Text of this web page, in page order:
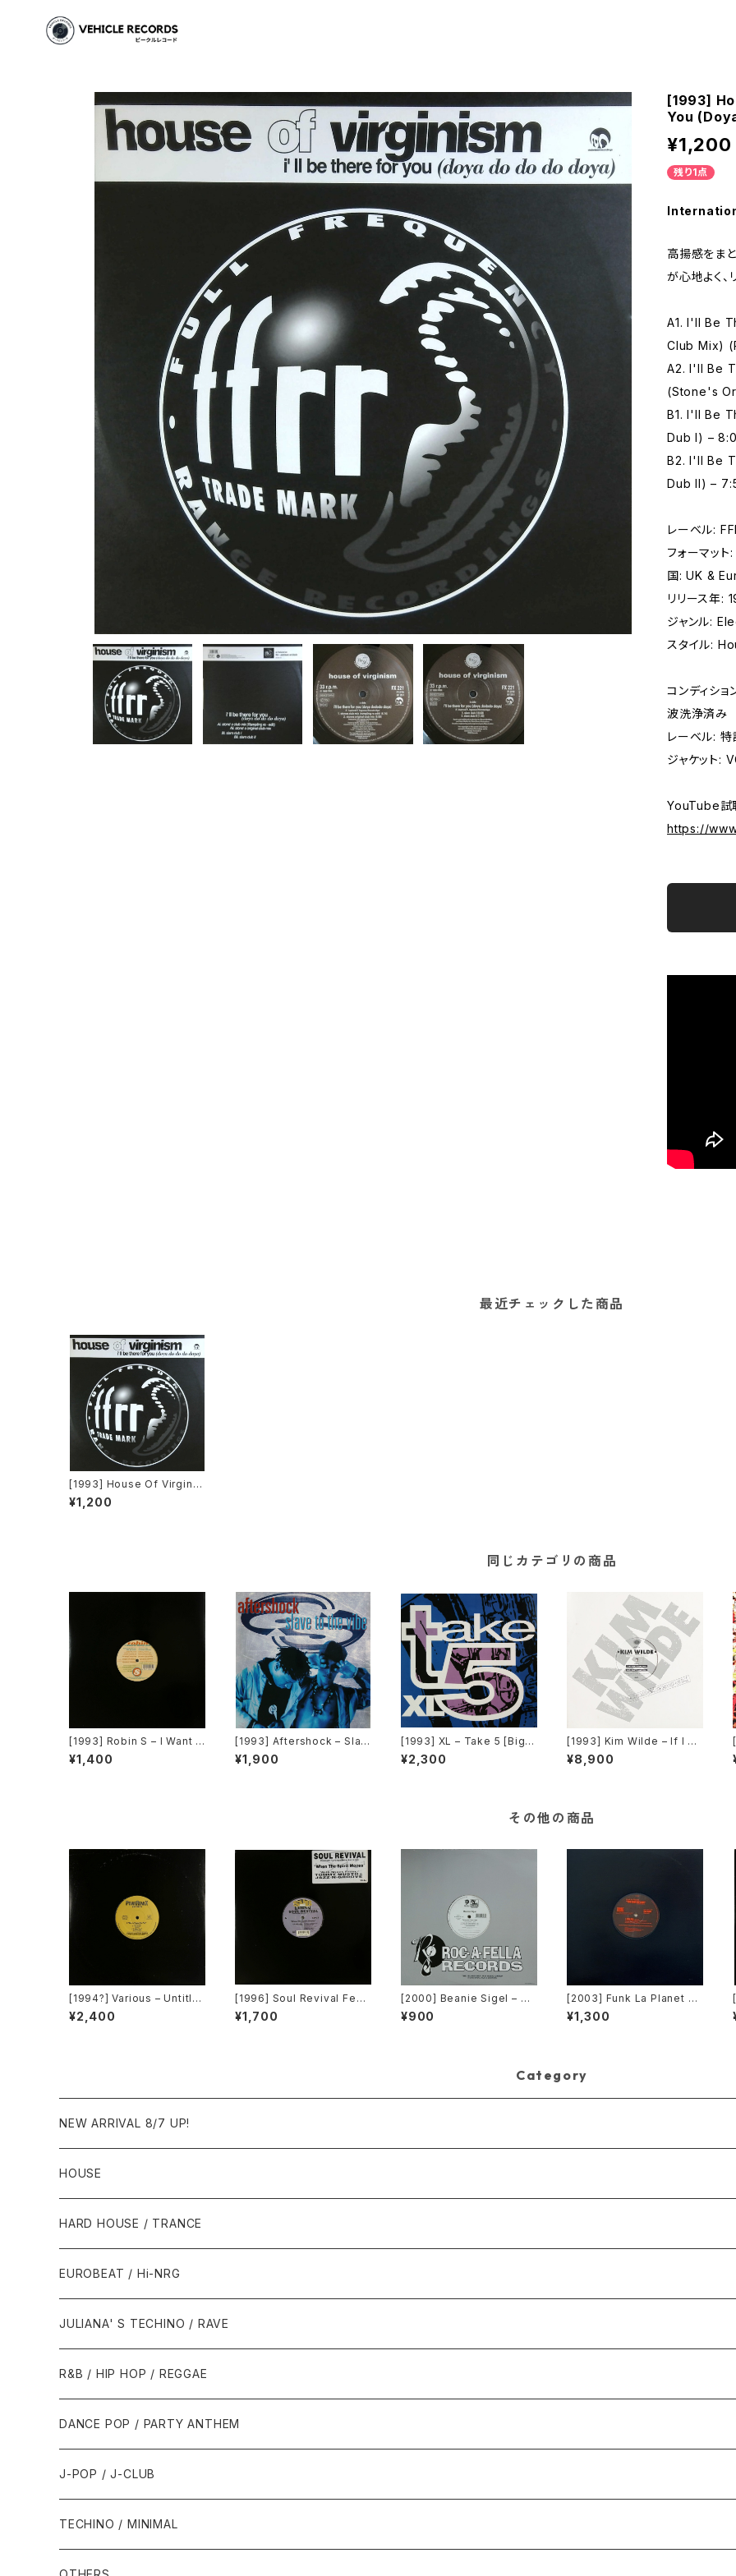
[1993]
You
¥1,200
残り1点
高揚感をま
が心地よく、
A1. I'll Be
Club Mix)
A2. I'll Be
(Stone's
B1. I'll Be
Dub I) –
B2. I'll Be
Dub II) –
レーベル:
フォーマッ
国: UK &
リリース年:
ジャンル:
スタイル:
コンディシ
波洗浄済み
レーベル: 特
ジャケット:
YouTube試
https://
最近チェックした商品
[1993] House Of Virginis
m – I'll Be There For You
(Doya Do Do Do Doya) [F
¥1,200
同じカテゴリの商品
[1993] Robin S – I Want T
o Thank You [Big Beat /
Atlantic][在庫B]
¥1,400
[1993] Aftershock – Slav
e To The Vibe [Virgin]
¥1,900
[1993] XL – Take 5 [Big T
ime International]
¥2,300
[1993] Kim Wilde – If I Ca
n’t Have You [MCA Recor
ds][PROMO]
¥8,900
その他の商品
[1994?] Various – Untitle
d (PM-669)[PoweRemix
Records]
¥2,400
[1996] Soul Revival Feat
uring Capathia Jenkins –
When The Spirit Moves
¥1,700
[2000] Beanie Sigel – Re
member Them Days / Ra
w & Uncut [Roc-A-Fella
¥900
[2003] Funk La Planet – Y
ou Gave Me Love (Funk
La Planet 007)[Funk La P
¥1,300
Category
NEW ARRIVAL 8/7 UP!
HOUSE
1980年代
1987年・以前
1988年
1990年代
1990年
1991年
2000年代
2000年
2001年
2010年代
2010年
2011年
HARD HOUSE / TRANCE
1990年代
1994年・以前
1995年
2000年代
2000年
2001年
EUROBEAT / Hi-NRG
1980年代
1986年・以前
1987年
1990年代
1990年
1991年
2000年代
JULIANA' S TECHINO / RAVE
1990年代
1990年
1991年
2000年代
2000年
2001年
R&B / HIP HOP / REGGAE
1980年代
1985年・以前
1986年
1990年代
1990年
1991年
2000年代
2000年
DANCE POP / PARTY ANTHEM
1980年代
1988年・以前
1989年
1990年代
1990年
J-POP / J-CLUB
1980年代
TECHINO / MINIMAL